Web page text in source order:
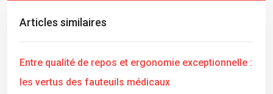
Articles similaires
Entre qualité de repos et ergonomie exceptionnelle :
les vertus des fauteuils médicaux